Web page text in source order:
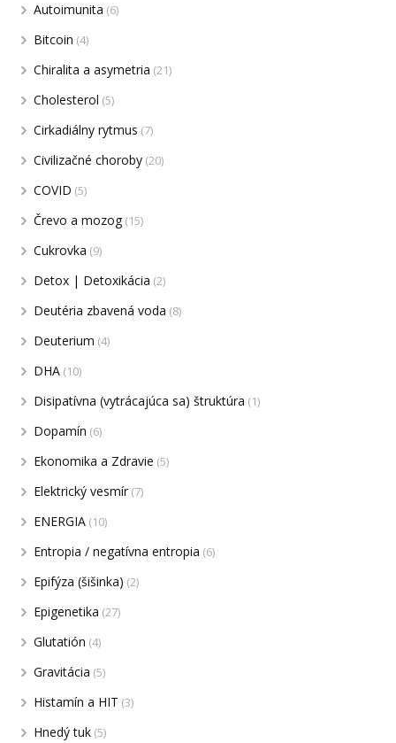
Autoimunita (6)
Bitcoin (4)
Chiralita a asymetria (21)
Cholesterol (5)
Cirkadiálny rytmus (7)
Civilizačné choroby (20)
COVID (5)
Črevo a mozog (15)
Cukrovka (9)
Detox | Detoxikácia (2)
Deutéria zbavená voda (8)
Deuterium (4)
DHA (10)
Disipatívna (vytrácajúca sa) štruktúra (1)
Dopamín (6)
Ekonomika a Zdravie (5)
Elektrický vesmír (7)
ENERGIA (10)
Entropia / negatívna entropia (6)
Epifýza (šišinka) (2)
Epigenetika (27)
Glutatión (4)
Gravitácia (5)
Histamín a HIT (3)
Hnedý tuk (5)